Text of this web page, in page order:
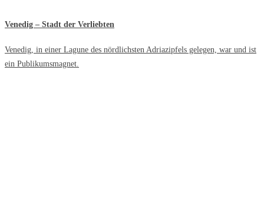
Venedig – Stadt der Verliebten
Venedig, in einer Lagune des nördlichsten Adriazipfels gelegen, war und ist
ein Publikumsmagnet.